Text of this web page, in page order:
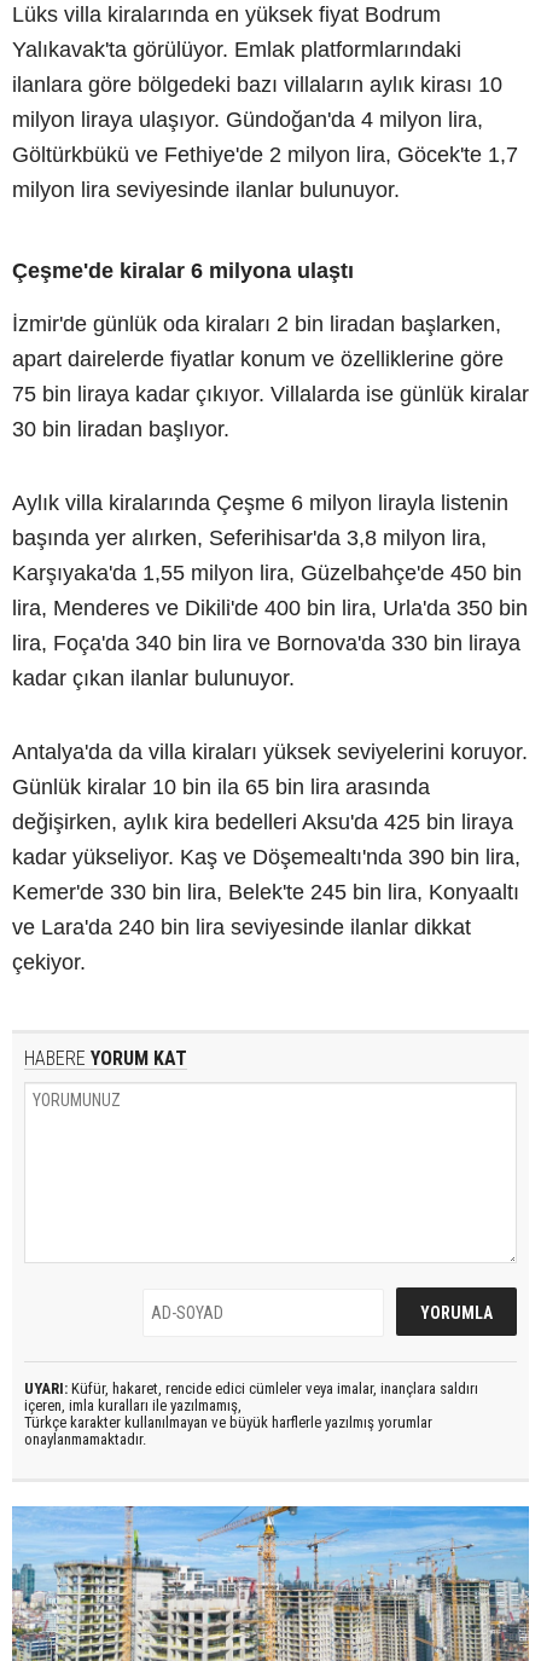
Lüks villa kiralarında en yüksek fiyat Bodrum
Yalıkavak'ta görülüyor. Emlak platformlarındaki
ilanlara göre bölgedeki bazı villaların aylık kirası 10
milyon liraya ulaşıyor. Gündoğan'da 4 milyon lira,
Göltürkbükü ve Fethiye'de 2 milyon lira, Göcek'te 1,7
milyon lira seviyesinde ilanlar bulunuyor.
Çeşme'de kiralar 6 milyona ulaştı
İzmir'de günlük oda kiraları 2 bin liradan başlarken,
apart dairelerde fiyatlar konum ve özelliklerine göre
75 bin liraya kadar çıkıyor. Villalarda ise günlük kiralar
30 bin liradan başlıyor.
Aylık villa kiralarında Çeşme 6 milyon lirayla listenin
başında yer alırken, Seferihisar'da 3,8 milyon lira,
Karşıyaka'da 1,55 milyon lira, Güzelbahçe'de 450 bin
lira, Menderes ve Dikili'de 400 bin lira, Urla'da 350 bin
lira, Foça'da 340 bin lira ve Bornova'da 330 bin liraya
kadar çıkan ilanlar bulunuyor.
Antalya'da da villa kiraları yüksek seviyelerini koruyor.
Günlük kiralar 10 bin ila 65 bin lira arasında
değişirken, aylık kira bedelleri Aksu'da 425 bin liraya
kadar yükseliyor. Kaş ve Döşemealtı'nda 390 bin lira,
Kemer'de 330 bin lira, Belek'te 245 bin lira, Konyaaltı
ve Lara'da 240 bin lira seviyesinde ilanlar dikkat
çekiyor.
HABERE YORUM KAT
UYARI: Küfür, hakaret, rencide edici cümleler veya imalar, inançlara saldırı
içeren, imla kuralları ile yazılmamış,
Türkçe karakter kullanılmayan ve büyük harflerle yazılmış yorumlar
onaylanmamaktadır.